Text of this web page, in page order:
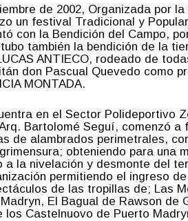
de 2002, Organizada por
un festival Tradicional y
con la Bendición del Campo,
también la bendición de la
ANTIECO, rodeado de
don Pascual Quevedo como
MONTADA.
en el Sector Polideportivo
Bartolomé Seguí, comenzó
de alambrados perimetrales,
obteniendo para una
a la nivelación y desmonte del
permitiendo el ingreso
de las tropillas de; Las
El Bagual de Rawson
los Castelnuovo de Puerto